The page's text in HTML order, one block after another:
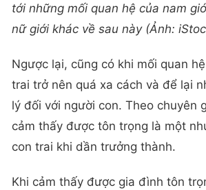
tới những mối quan hệ của nam
nữ giới khác về sau này (Ảnh:
Ngược lại, cũng có khi mối quan
trai trở nên quá xa cách và để lại
lý đối với người con. Theo chuyên
cảm thấy được tôn trọng là một
con trai khi dần trưởng thành.
Khi cảm thấy được gia đình tôn